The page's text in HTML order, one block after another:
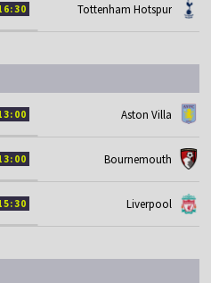
Tottenham Hotspur
Aston Villa
Bournemouth
Liverpool